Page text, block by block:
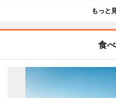
もっと
食